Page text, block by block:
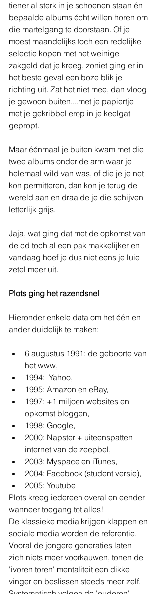
tiener al sterk in je schoenen staan én
bepaalde albums écht willen horen om
die martelgang te doorstaan. Of je
moest maandelijks toch een redelijke
selectie kopen met het weinige
zakgeld dat je kreeg, zoniet ging er in
het beste geval een boze blik je
richting uit. Zat het niet mee, dan vloog
je gewoon buiten....met je papiertje
met je gekribbel erop in je keelgat
gepropt.
Maar éénmaal je buiten kwam met die
twee albums onder de arm waar je
helemaal wild van was, of die je je net
kon permitteren, dan kon je terug de
wereld aan en draaide je die schijven
letterlijk grijs.
Jaja, wat ging dat met de opkomst van
de cd toch al een pak makkelijker en
vandaag hoef je dus niet eens je luie
zetel meer uit.
Plots ging het razendsnel
Hieronder enkele data om het één en
ander duidelijk te maken:
6 augustus 1991: de geboorte van
het www,
1994:  Yahoo,
1995: Amazon en eBay,
1997: +1 miljoen websites en
opkomst bloggen,
1998: Google,
2000: Napster + uiteenspatten
internet van de zeepbel,
2003: Myspace en iTunes,
2004: Facebook (student versie),
2005: Youtube
Plots kreeg iedereen overal en eender
wanneer toegang tot alles!
De klassieke media krijgen klappen en
sociale media worden de referentie.
Vooral de jongere generaties laten
zich niets meer voorkauwen, tonen de
'ivoren toren' mentaliteit een dikke
vinger en beslissen steeds meer zelf.